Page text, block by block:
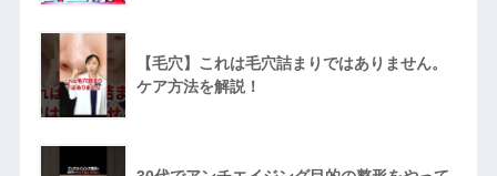
【毛穴】これは毛穴詰まりではありません。
ケア方法を解説！